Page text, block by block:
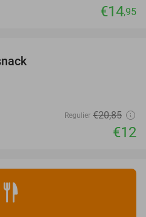
€14,95
Regulier €20,85
€12